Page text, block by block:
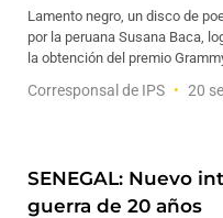
Lamento negro, un disco de
por la peruana Susana Baca,
la obtención del premio
Corresponsal de IPS 20
SENEGAL: Nuevo
guerra de 20 años